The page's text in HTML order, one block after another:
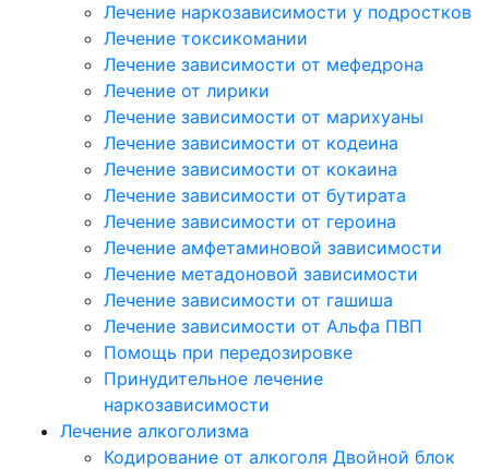
Лечение наркозависимости у подростков
Лечение токсикомании
Лечение зависимости от мефедрона
Лечение от лирики
Лечение зависимости от марихуаны
Лечение зависимости от кодеина
Лечение зависимости от кокаина
Лечение зависимости от бутирата
Лечение зависимости от героина
Лечение амфетаминовой зависимости
Лечение метадоновой зависимости
Лечение зависимости от гашиша
Лечение зависимости от Альфа ПВП
Помощь при передозировке
Принудительное лечение
наркозависимости
Лечение алкоголизма
Кодирование от алкоголя Двойной блок